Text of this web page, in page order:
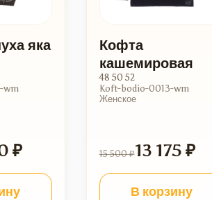
яка
wm
₽
Кофта
кашемировая
48 50 52
Koft-bodio-0013-wm
Женское
15 500 ₽13 175 ₽
В корзину